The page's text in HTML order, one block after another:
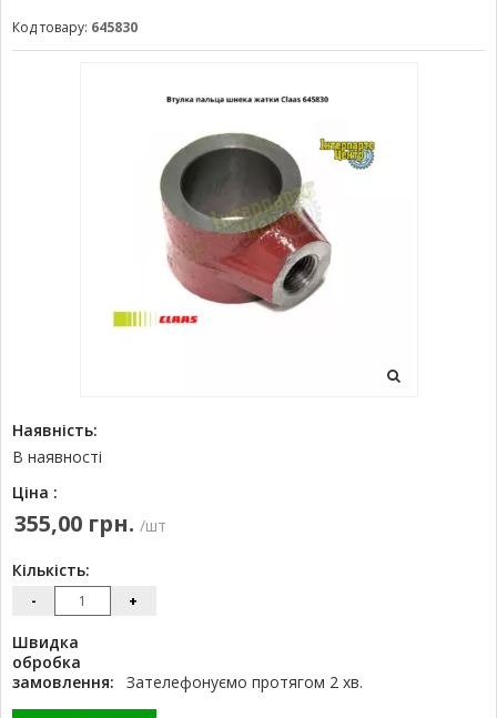
Код товару: 645830
Наявність:
В наявності
Ціна :
355,00 грн. /шт
Кількість:
- +
Швидка
обробка
замовлення:
Зателефонуємо протягом 2 хв.